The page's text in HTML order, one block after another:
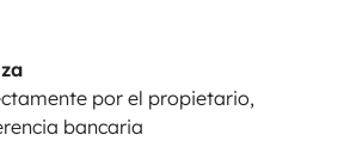
por el propietario,
bancaria